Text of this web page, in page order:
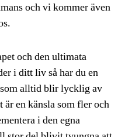
och vi kommer även
och den ultimata
i ditt liv så har du en
alltid blir lycklig av
en känsla som fler och
i den egna